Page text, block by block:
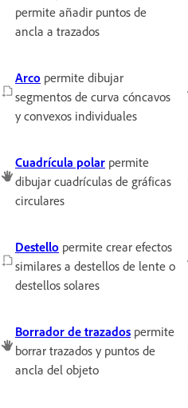
permite añadir puntos de
ancla a trazados
Arco permite dibujar
segmentos de curva cóncavos
y convexos individuales
Cuadrícula polar permite
dibujar cuadrículas de gráficas
circulares
Destello permite crear efectos
similares a destellos de lente o
destellos solares
Borrador de trazados permite
borrar trazados y puntos de
ancla del objeto